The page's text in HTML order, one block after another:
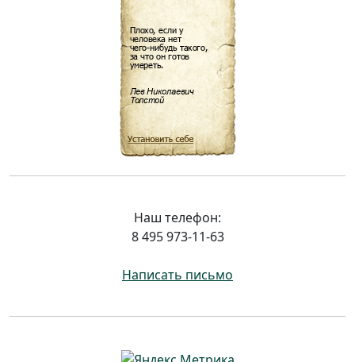
Наш телефон:
8 495 973-11-63
Написать письмо